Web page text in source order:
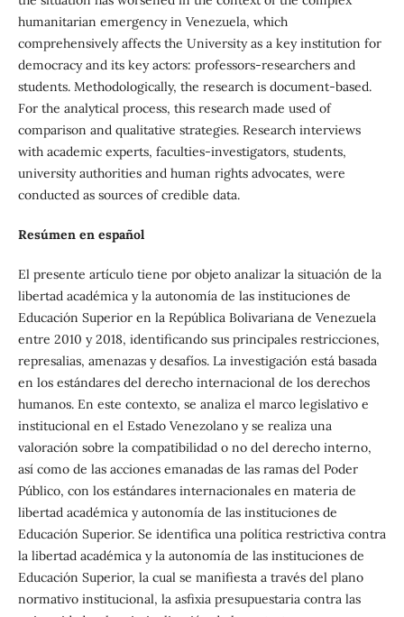
humanitarian emergency in Venezuela, which
comprehensively affects the University as a key institution for
democracy and its key actors: professors-researchers and
students. Methodologically, the research is document-based.
For the analytical process, this research made used of
comparison and qualitative strategies. Research interviews
with academic experts, faculties-investigators, students,
university authorities and human rights advocates, were
conducted as sources of credible data.
Resúmen en español
El presente artículo tiene por objeto analizar la situación de la
libertad académica y la autonomía de las instituciones de
Educación Superior en la República Bolivariana de Venezuela
entre 2010 y 2018, identificando sus principales restricciones,
represalias, amenazas y desafíos. La investigación está basada
en los estándares del derecho internacional de los derechos
humanos. En este contexto, se analiza el marco legislativo e
institucional en el Estado Venezolano y se realiza una
valoración sobre la compatibilidad o no del derecho interno,
así como de las acciones emanadas de las ramas del Poder
Público, con los estándares internacionales en materia de
libertad académica y autonomía de las instituciones de
Educación Superior. Se identifica una política restrictiva contra
la libertad académica y la autonomía de las instituciones de
Educación Superior, la cual se manifiesta a través del plano
normativo institucional, la asfixia presupuestaria contra las